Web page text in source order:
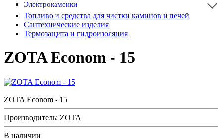
Электрокаменки
Топливо и средства для чистки каминов и печей
Сантехнические изделия
Термозащита и гидроизоляция
ZOTA Econom - 15
ZOTA Econom - 15
Производитель: ZOTA
В наличии